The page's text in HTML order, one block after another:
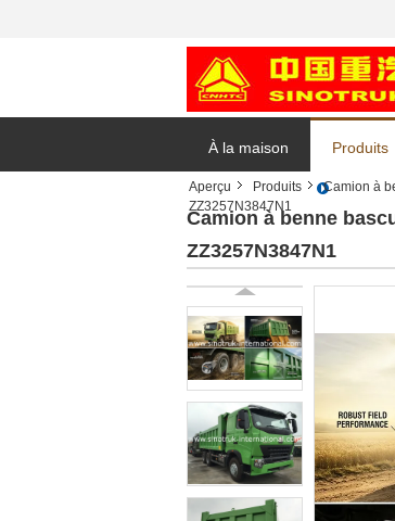
À la maison Produits
Aperçu Produits Camion à
ZZ3257N3847N1
Camion à benne
ZZ3257N3847N1